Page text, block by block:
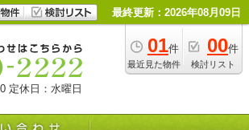
最終更新：2026年08月09日
01件
最近見た物件
00件
検討リスト
定休日：水曜日